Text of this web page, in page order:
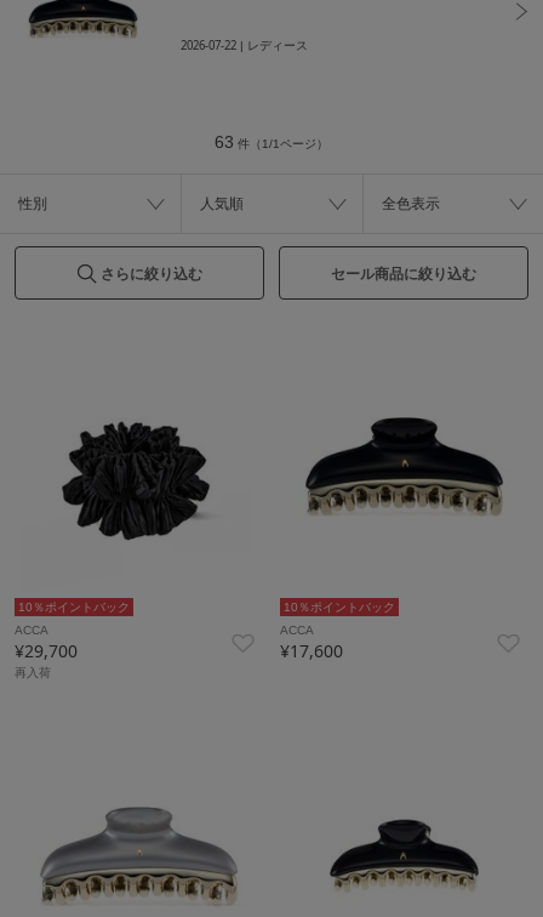
2026-07-22 | レディース
63 件（1/1ページ）
性別 人気順 全色表示
さらに絞り込む セール商品に絞り込む
10％ポイントバック
ACCA
¥29,700
再入荷
10％ポイントバック
ACCA
¥17,600